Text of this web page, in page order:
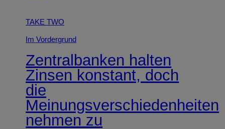
TAKE TWO
Im Vordergrund
Zentralbanken halten
Zinsen konstant, doch
die
Meinungsverschiedenheiten
nehmen zu